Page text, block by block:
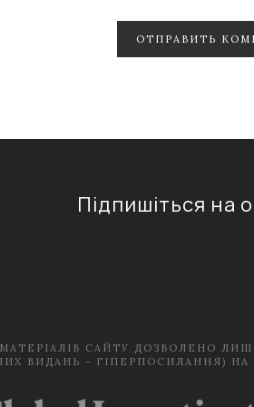
ОТПРАВИТЬ
Підпишіться на
САЙТУ ДОЗВОЛЕНО
ВИДАНЬ - ГІПЕРПОСИЛАННЯ) НА